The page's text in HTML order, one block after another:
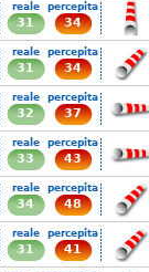
reale
31
percepita
34
reale
31
percepita
34
reale
32
percepita
37
reale
33
percepita
43
reale
34
percepita
48
reale
31
percepita
41